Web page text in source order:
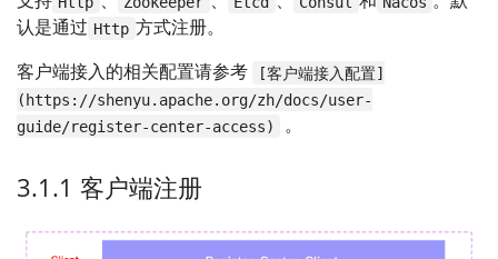
认是通过 Http 方式注册。
客户端接入的相关配置请参考
[客户端接入配置]
(https://shenyu.apache.org/zh/docs/user-
guide/register-center-access)
。
3.1.1 客户端注册